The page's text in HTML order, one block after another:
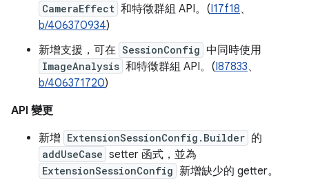
CameraEffect 和特徵群組 API。(I17f18、
b/406370934)
新增支援，可在 SessionConfig 中同時使用
ImageAnalysis 和特徵群組 API。(I87833、
b/406371720)
API 變更
新增 ExtensionSessionConfig.Builder 的
addUseCase setter 函式，並為
ExtensionSessionConfig 新增缺少的 getter。